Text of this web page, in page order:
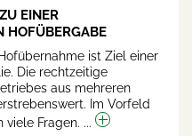
EINER
HOFÜBERGABE
ist Ziel einer
Die rechtzeitige
aus mehreren
Im Vorfeld
Fragen. ...